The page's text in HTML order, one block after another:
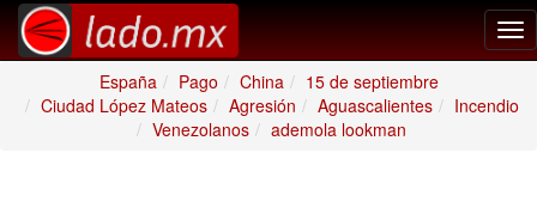
España
Pago China
15 de septiembre
Ciudad López Mateos
Agresión Aguascalientes
Incendio
Venezolanos
ademola lookman